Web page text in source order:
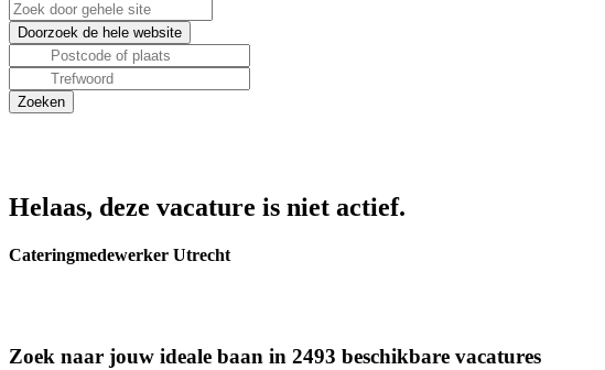
Helaas, deze vacature is niet actief.
Cateringmedewerker Utrecht
Zoek naar jouw ideale baan in 2493 beschikbare vacatures